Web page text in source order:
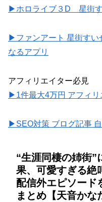
▶ホロライブ３D 星街す
▶ファンアート 星街す
なるアプリ
アフィリエイター必見
▶1件最大4万円 アフィリ
▶SEO対策 ブログ記事
“生涯同棲の姉街”
果、可愛すぎる絶
配信外エピソード
まとめ【天音か